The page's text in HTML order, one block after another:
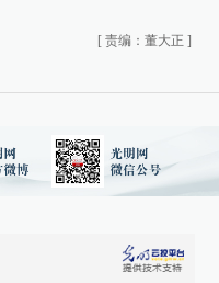
[ 责编：董大正 ]